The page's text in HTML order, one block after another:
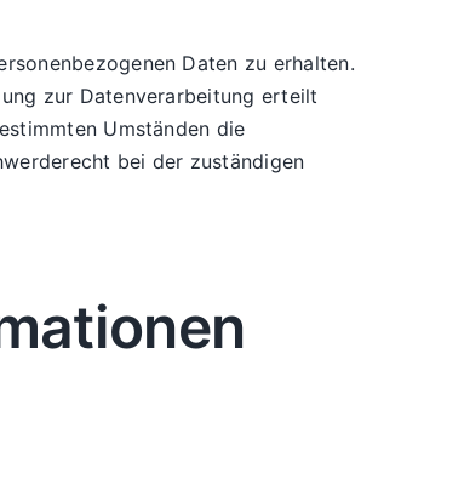
Daten zu erhalten.
zur Datenverarbeitung erteilt
Umständen die
bei der zuständigen